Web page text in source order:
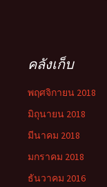
คลังเก็บ
พฤศจิกายน 2018
มิถุนายน 2018
มีนาคม 2018
มกราคม 2018
ธันวาคม 2016